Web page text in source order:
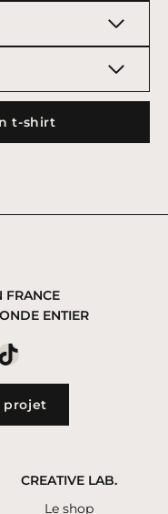
t-shirt
FRANCE
ENTIER
projet
CREATIVE LAB.
Le shop